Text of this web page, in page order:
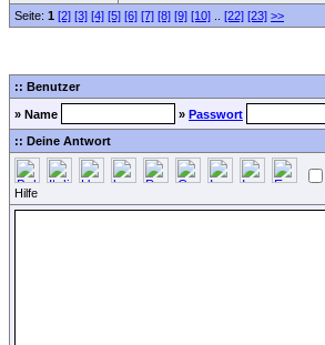
Seite: 1 [2] [3] [4] [5] [6] [7] [8] [9] [10] [22] [23] >>
:: Benutzer
» Name » Passwort
:: Deine Antwort
Hilfe